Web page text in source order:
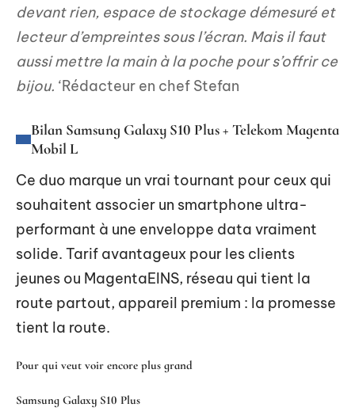
devant rien, espace de stockage démesuré et
lecteur d’empreintes sous l’écran. Mais il faut
aussi mettre la main à la poche pour s’offrir ce
bijou. ‘Rédacteur en chef Stefan
Bilan Samsung Galaxy S10 Plus + Telekom Magenta
Mobil L
Ce duo marque un vrai tournant pour ceux qui
souhaitent associer un smartphone ultra-
performant à une enveloppe data vraiment
solide. Tarif avantageux pour les clients
jeunes ou MagentaEINS, réseau qui tient la
route partout, appareil premium : la promesse
tient la route.
Pour qui veut voir encore plus grand
Samsung Galaxy S10 Plus